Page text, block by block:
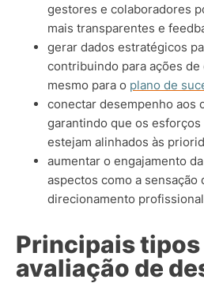
gestores e colaboradores
mais transparentes e
gerar dados estratégicos
contribuindo para ações
mesmo para o plano de
conectar desempenho aos
garantindo que os
estejam alinhados às
aumentar o engajamento
aspectos como a
direcionamento
Principais tipos
avaliação de